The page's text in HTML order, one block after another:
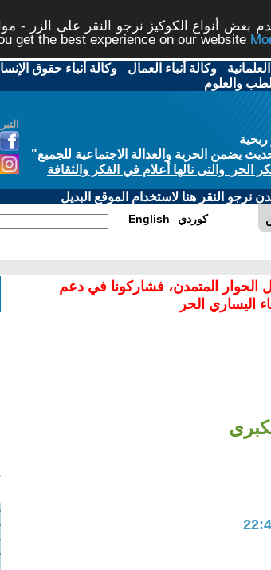
بعض أنواع الكوكيز نرجو النقر على الزر -
get the best experience on our website
-وكالة أنباء العمال -وكالة أنباء حقوق
والعلوم
يضمن الحرية والعدالة الاجتماعية للجميع"
الحر والتى نالها أعلام في الفكر والثقافة
نرجو النقر هنا لاستخدام الموقع البديل
English كوردي
الحوار المتمدن، فشاركونا في دعم
اليساري الحر